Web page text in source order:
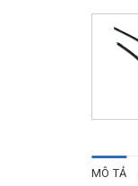
MÔ TẢ